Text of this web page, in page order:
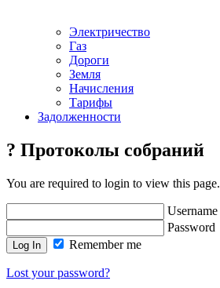
Электричество
Газ
Дороги
Земля
Начисления
Тарифы
Задолженности
? Протоколы собраний
You are required to login to view this page.
Username
Password
Remember me
Lost your password?